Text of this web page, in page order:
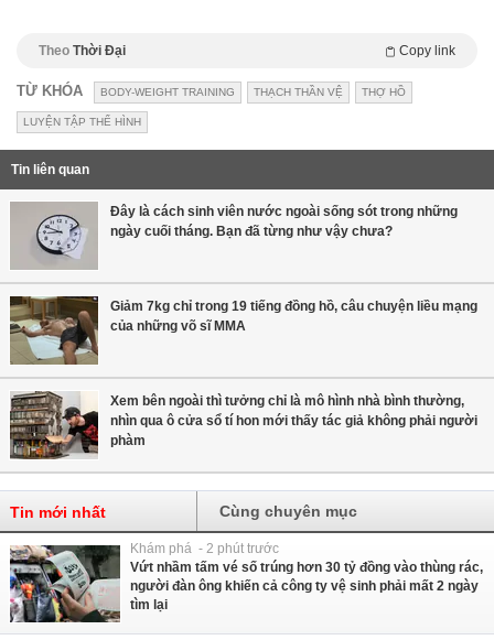
Theo Thời Đại Copy link
TỪ KHÓA BODY-WEIGHT TRAINING THẠCH THẦN VỆ THỢ HỒ
LUYỆN TẬP THỂ HÌNH
Tin liên quan
Đây là cách sinh viên nước ngoài sống sót trong những
ngày cuối tháng. Bạn đã từng như vậy chưa?
Giảm 7kg chỉ trong 19 tiếng đồng hồ, câu chuyện liều mạng
của những võ sĩ MMA
Xem bên ngoài thì tưởng chỉ là mô hình nhà bình thường,
nhìn qua ô cửa sổ tí hon mới thấy tác giả không phải người
phàm
Tin mới nhất Cùng chuyên mục
Khám phá - 2 phút trước
Vứt nhầm tấm vé số trúng hơn 30 tỷ đồng vào thùng rác,
người đàn ông khiến cả công ty vệ sinh phải mất 2 ngày
tìm lại